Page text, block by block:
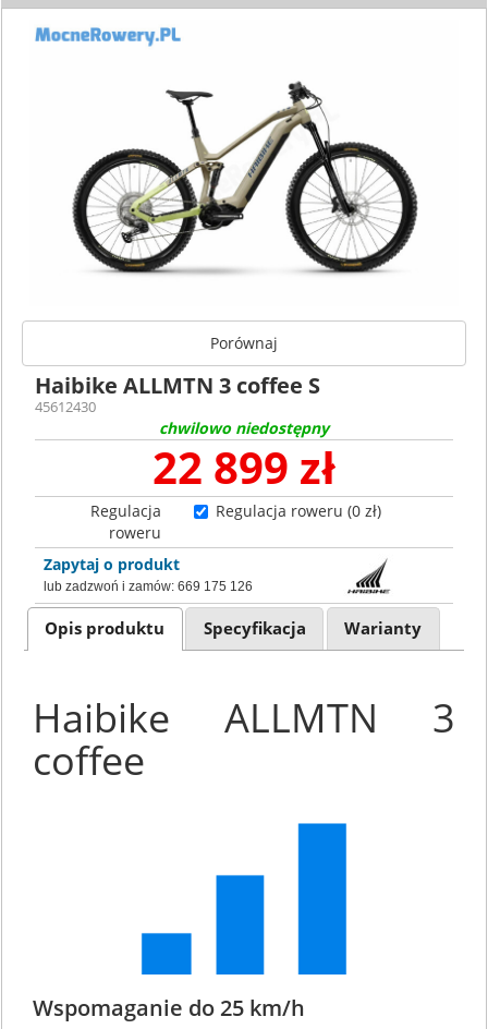
Porównaj
Haibike ALLMTN 3 coffee S
45612430
chwilowo niedostępny
22 899 zł
Regulacja
roweru
Regulacja roweru (0 zł)
Zapytaj o produkt
lub zadzwoń i zamów: 669 175 126
Opis produktu Specyfikacja Warianty
Haibike ALLMTN 3
coffee
Wspomaganie do 25 km/h